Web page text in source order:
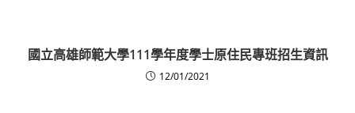
國立高雄師範大學111學年度學士原住民專班招生資訊
12/01/2021